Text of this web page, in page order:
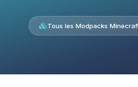
Tous les Modpacks